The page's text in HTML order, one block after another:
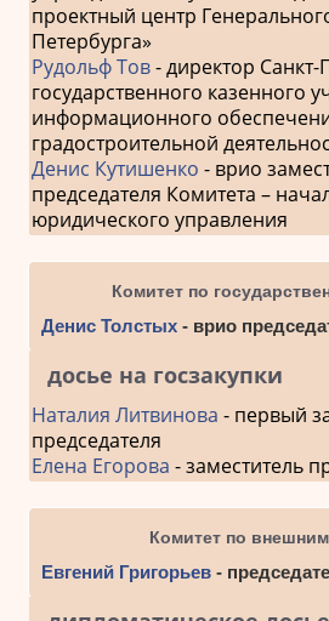
проектный центр
Петербурга»
Рудольф Тов- директор Санкт-
государственного казенного
информационного
градостроительной
Денис Кутишенко - врио
председателя Комитета –
юридического управления
Комитет по
Денис Толстых- врио
досье на госзакупки
Наталия Литвинова - первый
председателя
Елена Егорова - заместитель
Комитет по
Евгений Григорьев-